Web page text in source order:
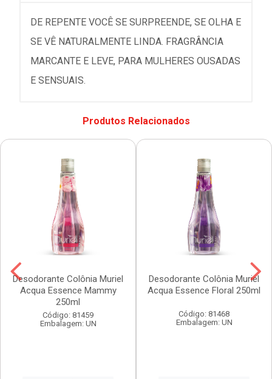
DE REPENTE VOCÊ SE SURPREENDE, SE OLHA E
SE VÊ NATURALMENTE LINDA. FRAGRÂNCIA
MARCANTE E LEVE, PARA MULHERES OUSADAS
E SENSUAIS.
Produtos Relacionados
Desodorante Colônia Muriel
Acqua Essence Mammy
250ml
Código: 81459
Embalagem: UN
Desodorante Colônia Muriel
Acqua Essence Floral 250ml
Código: 81468
Embalagem: UN